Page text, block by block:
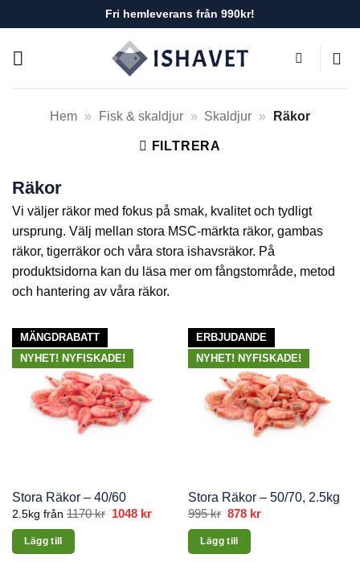
to
content
Fri hemleverans från 990kr!
Hem » Fisk & skaldjur » Skaldjur » Räkor
FILTRERA
Räkor
Vi väljer räkor med fokus på smak, kvalitet och tydligt
ursprung. Välj mellan stora MSC-märkta räkor, gambas
räkor, tigerräkor och våra stora ishavsräkor. På
produktsidorna kan du läsa mer om fångstområde, metod
och hantering av våra räkor.
MÄNGDRABATT
NYHET! NYFISKADE!
Stora Räkor – 40/60
2.5kg från1170kr 1048 kr
Lägg till
ERBJUDANDE
NYHET! NYFISKADE!
Stora Räkor – 50/70, 2.5kg
995kr Det
priset
var:
995 kr.
878 krDet
Lägg till